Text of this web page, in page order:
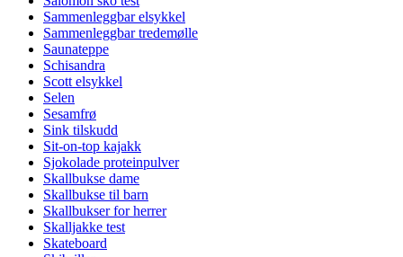
Sammenleggbar elsykkel
Sammenleggbar tredemølle
Saunateppe
Schisandra
Scott elsykkel
Selen
Sesamfrø
Sink tilskudd
Sit-on-top kajakk
Sjokolade proteinpulver
Skallbukse dame
Skallbukse til barn
Skallbukser for herrer
Skalljakke test
Skateboard